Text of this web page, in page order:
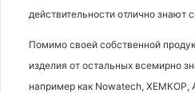
действительности отлично знают
Помимо своей собственной
изделия от остальных всемирно
например как Nowatech, ХЕМКОР,